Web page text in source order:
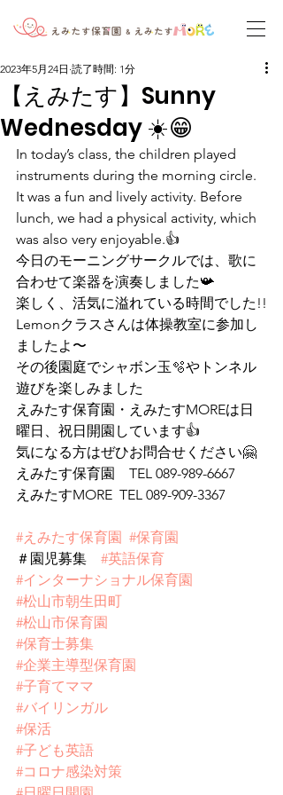
【えみたす】Sunny
Wednesday ☀️😁
2023年5月24日 読了時間: 1分
In today’s class, the children played
instruments during the morning circle.
It was a fun and lively activity. Before
lunch, we had a physical activity, which
was also very enjoyable.👍
今日のモーニングサークルでは、歌に
合わせて楽器を演奏しました📯
楽しく、活気に溢れている時間でした!!
Lemonクラスさんは体操教室に参加し
ましたよ〜
その後園庭でシャボン玉🫧やトンネル
遊びを楽しみました
えみたす保育園・えみたすMOREは日
曜日、祝日開園しています👍
気になる方はぜひお問合せください🤗
えみたす保育園　TEL 089-989-6667
えみたすMORE  TEL 089-909-3367
#えみたす保育園 #保育園
＃園児募集 #英語保育
#インターナショナル保育園
#松山市朝生田町
#松山市保育園
#保育士募集
#企業主導型保育園
#子育てママ
#バイリンガル
#保活
#子ども英語
#コロナ感染対策